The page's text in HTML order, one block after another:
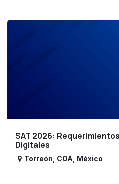
SAT 2026:
Digitales
Torreón COA México